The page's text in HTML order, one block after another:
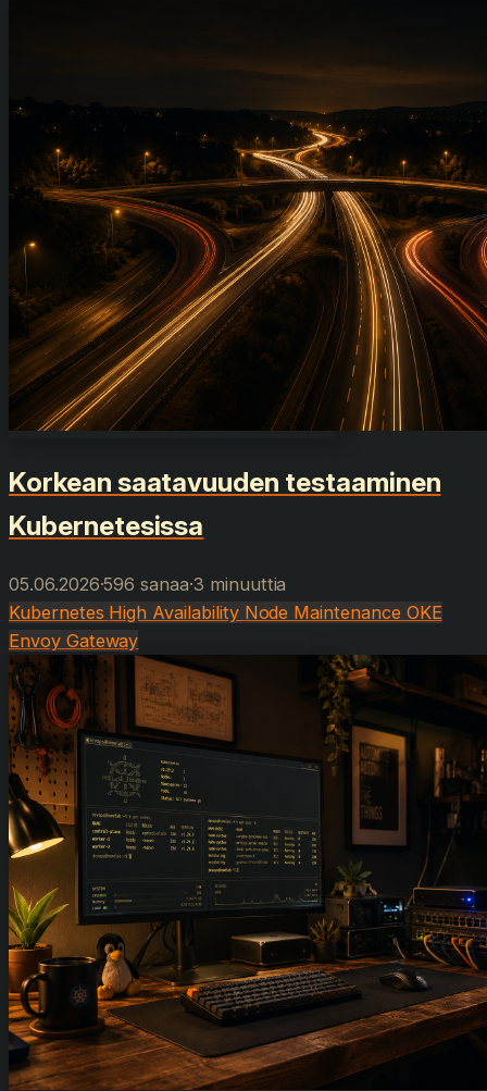
Korkean saatavuuden testaaminen
Kubernetesissa
05.06.2026·596 sanaa·3 minuuttia
Kubernetes High Availability Node Maintenance OKE
Envoy Gateway